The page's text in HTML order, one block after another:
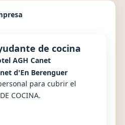
de cocina
AGH Canet
d'En Berenguer
para cubrir el
COCINA.